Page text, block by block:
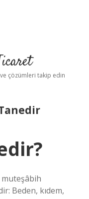
çözümleri takip edin
Beden, kıdem,